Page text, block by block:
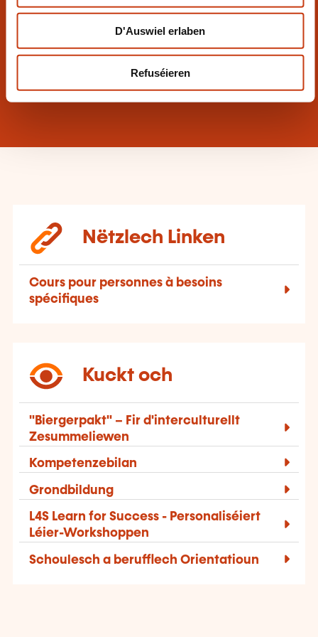
D'Auswiel erlaben
Refuséieren
ville/cours-de-langue-des-signes-allemande
+352 47 96 41 50
dgs@vdl.lu
Nëtzlech Linken
Cours pour personnes à besoins
spécifiques
Kuckt och
"Biergerpakt" – Fir d'interculturellt
Zesummeliewen
Kompetenzebilan
Grondbildung
L4S Learn for Success - Personaliséiert
Léier-Workshoppen
Schoulesch a berufflech Orientatioun